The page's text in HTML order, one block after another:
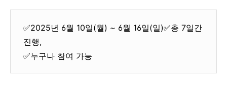
✅2025년 6월 10일(월) ~ 6월 16일(일)✅총 7일간
진행,
✅누구나 참여 가능